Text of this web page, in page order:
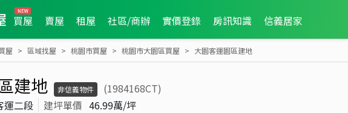
買屋 賣屋 租屋 社區/商辦 實價登錄 房訊知識 信義居家
屋 區域找屋 桃園市買屋 桃園市大園區買屋 大園客運園區建地
建地 非信義物件
(1984168CT)
運二段 建坪單價 46.99萬/坪